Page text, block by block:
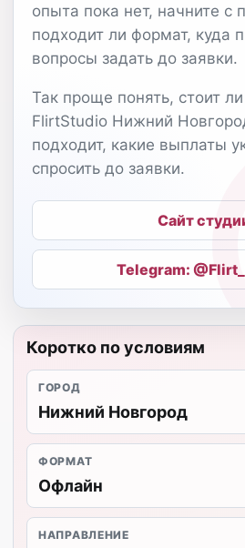
опыта пока нет, начните с
подходит ли формат, куда
вопросы задать до заявки.
Так проще понять, стоит ли
FlirtStudio Нижний
подходит, какие выплаты
спросить до заявки.
Сайт
Telegram:
Коротко по условиям
ГОРОД
Нижний Новгород
ФОРМАТ
Офлайн
НАПРАВЛЕНИЕ